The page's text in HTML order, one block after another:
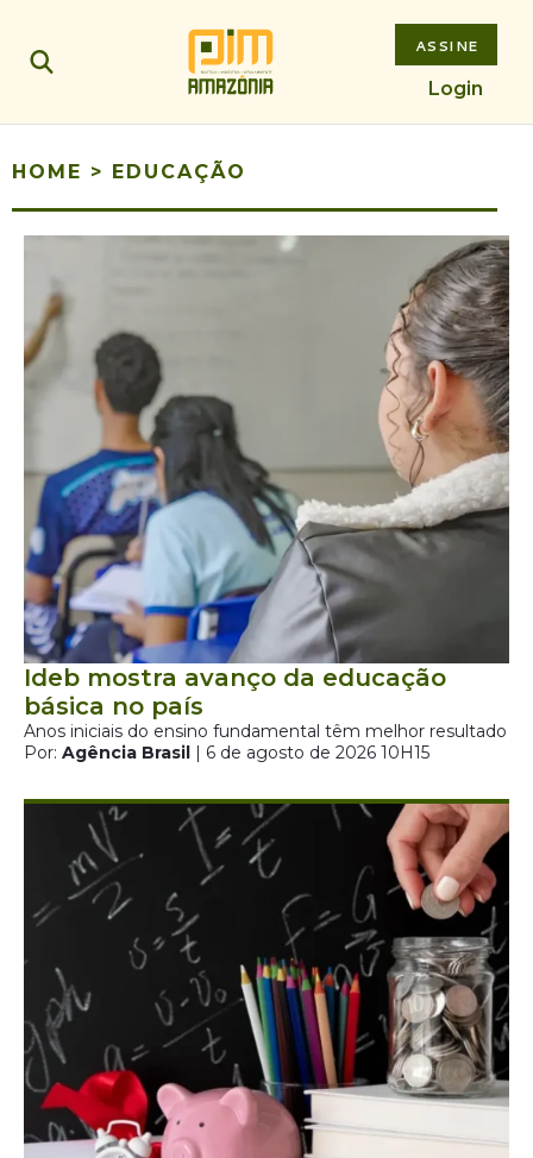
ASSINE
Login
HOME > EDUCAÇÃO
Ideb mostra avanço da educação
básica no país
Anos iniciais do ensino fundamental têm melhor resultado
Por: Agência Brasil | 6 de agosto de 2026 10H15